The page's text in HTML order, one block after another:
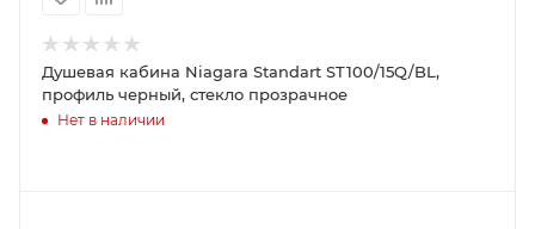
Душевая кабина Niagara Standart ST100/15Q/BL,
профиль черный, стекло прозрачное
Нет в наличии